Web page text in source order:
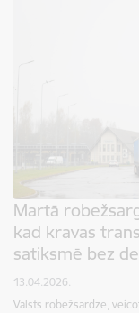
Martā
kad kravas
satiksmē bez
13.04.2026.
Valsts robežsardze,